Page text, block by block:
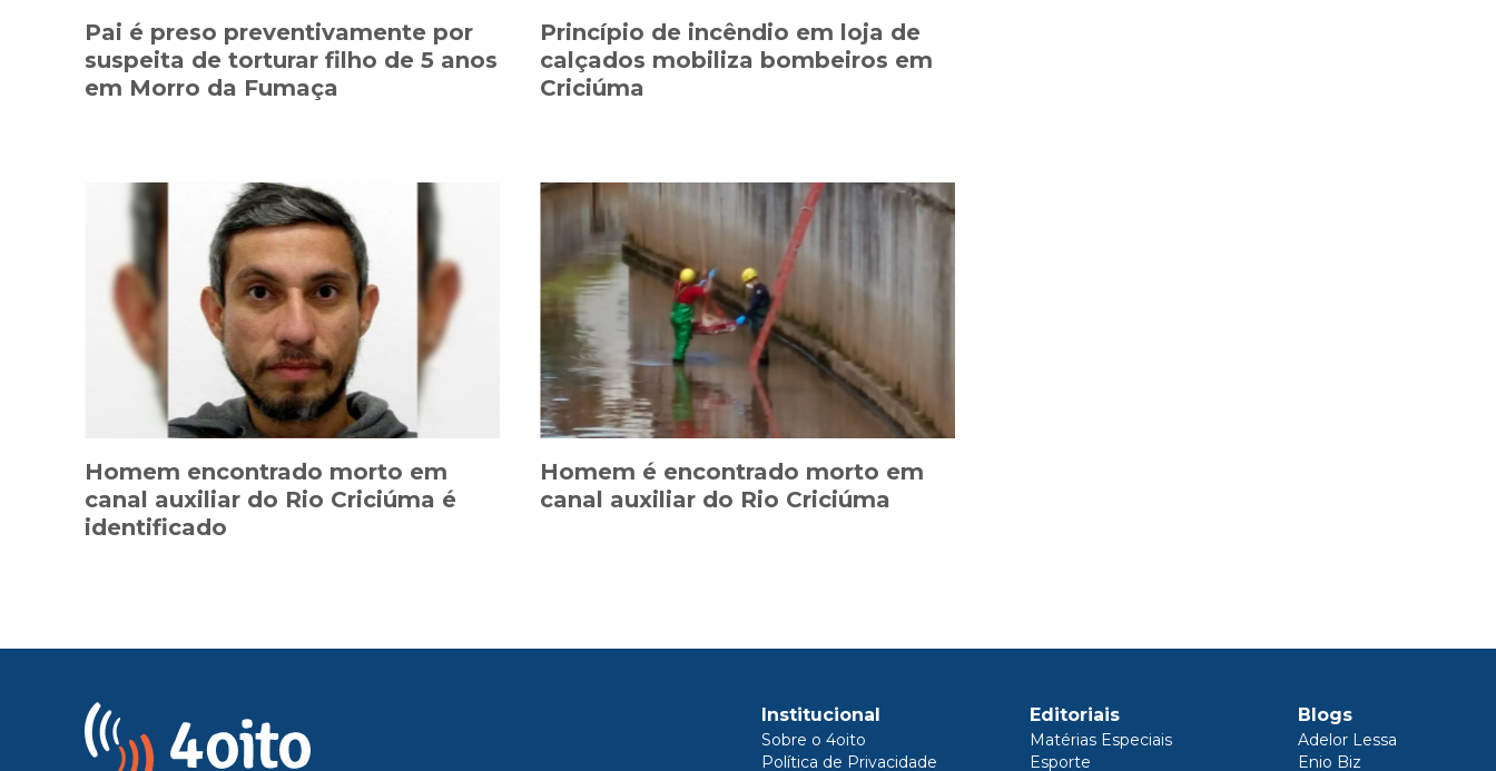
Pai é preso preventivamente por
suspeita de torturar filho de 5 anos
em Morro da Fumaça
Princípio de incêndio em loja de
calçados mobiliza bombeiros em
Criciúma
Homem encontrado morto em
canal auxiliar do Rio Criciúma é
identificado
Homem é encontrado morto em
canal auxiliar do Rio Criciúma
Institucional
Sobre o 4oito
Política de Privacidade
Editoriais
Matérias Especiais
Esporte
Blogs
Adelor Lessa
Enio Biz